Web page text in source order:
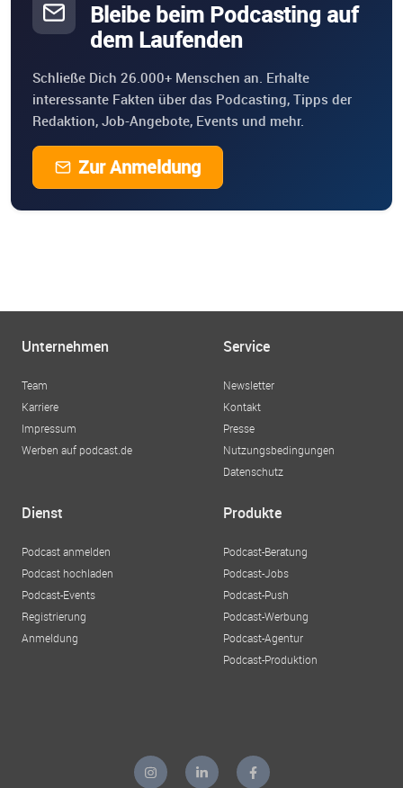
Bleibe beim Podcasting auf
dem Laufenden
Schließe Dich 26.000+ Menschen an. Erhalte
interessante Fakten über das Podcasting, Tipps der
Redaktion, Job-Angebote, Events und mehr.
Zur Anmeldung
Unternehmen
Team
Karriere
Impressum
Werben auf podcast.de
Service
Newsletter
Kontakt
Presse
Nutzungsbedingungen
Datenschutz
Dienst
Podcast anmelden
Podcast hochladen
Podcast-Events
Registrierung
Anmeldung
Produkte
Podcast-Beratung
Podcast-Jobs
Podcast-Push
Podcast-Werbung
Podcast-Agentur
Podcast-Produktion